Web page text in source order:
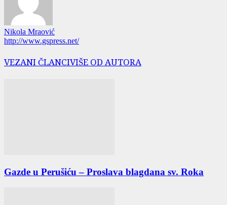
Nikola Mraović
http://www.gspress.net/
VEZANI ČLANCIVIŠE OD AUTORA
Gazde u Perušiću – Proslava blagdana sv. Roka